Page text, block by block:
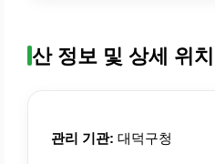
산 정보 및 상세 위치
관리 기관: 대덕구청